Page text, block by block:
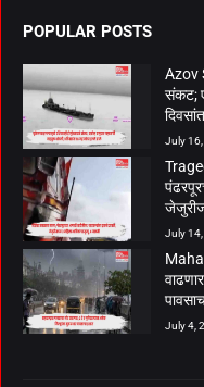
POPULAR POSTS
Azov
संकट;
July
July
July 4,